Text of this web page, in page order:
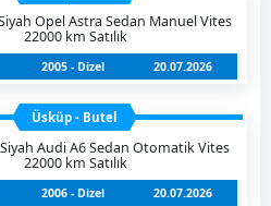
Opel Astra Sedan Manuel Vites
22000 km Satılık
2005 - Dizel 20.07.2026
Üsküp - Butel
Audi A6 Sedan Otomatik Vites
22000 km Satılık
2006 - Dizel 20.07.2026